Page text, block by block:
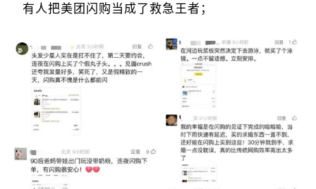
有人把美团闪购当成了救急王者；